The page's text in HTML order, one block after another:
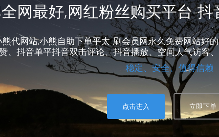
网最好,网红粉丝购买平台-
代网站,小熊自助下单平太-刷会员网永久免费网站好
、抖音单平抖音双击评论、抖音播放、空间人气访客
稳定、安全、值得信赖
点击进入 立即下单